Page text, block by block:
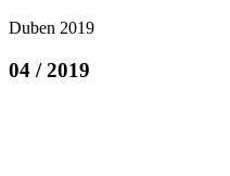
Duben 2019
04 / 2019